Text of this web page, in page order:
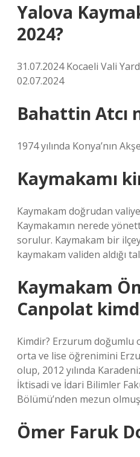
Yalova
2024?
31.07.2024 Kocaeli Vali
02.07.2024
Bahattin Atcı
1974 yılında Konya’nın
Kaymakamı
Kaymakam doğrudan
Kaymakamın nerede
sorulur. Kaymakam bir
kaymakam validen aldığı
Kaymakam
Canpolat
Kimdir? Erzurum doğumlu
orta ve lise öğrenimini
olup, 2012 yılında
İktisadi ve İdari Bilimler
Bölümü’nden mezun
Ömer Faruk